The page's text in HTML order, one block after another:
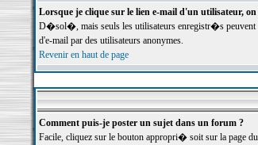
Lorsque je clique sur le lien e-mail d'un utilisateur, on
D�sol�, mais seuls les utilisateurs enregistr�s
d'e-mail par des utilisateurs anonymes.
Revenir en haut de page
Comment puis-je poster un sujet dans un forum ?
Facile, cliquez sur le bouton appropri� soit sur la page